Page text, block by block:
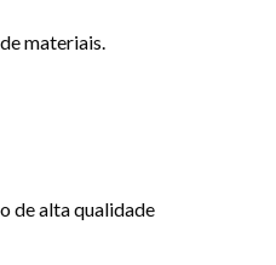
materiais.
de alta qualidade